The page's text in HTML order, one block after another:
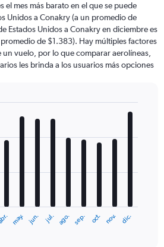
el mes más barato en el que se puede
Unidos a Conakry (a un promedio de
Estados Unidos a Conakry en diciembre es
de $1.383). Hay múltiples factores
vuelo, por lo que comparar aerolíneas,
les brinda a los usuarios más opciones
may. jun. jul. ago. sep. oct. nov. dic.